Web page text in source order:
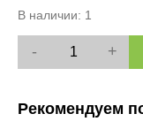
В наличии: 1
- +
Рекомендуем